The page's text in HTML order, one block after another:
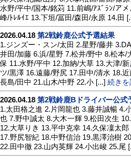
水野/平中/国本/銘苅 11.前嶋/ｱｽﾞﾗﾝ/ア
峰/ﾄﾚﾙｲｴ 13.下垣/冨田/森田/永原 14.田
2026.04.18 第2戦鈴鹿公式予選結果
1.ジンズー・スン/太田 2.星野/藤井
井田/加藤 6.浜/星野 7.松井/野中 8.松本/
保 11.水野/平中 12.加納/大草 13.大津/
ツ/黒澤 16.遠藤/野尻 17.田中/清水 18.
長島/田中 21.山木/中野 22.小 [...] 続き
2026.04.18 第2戦鈴鹿Bドライバー公式
1.太田格之進 2.片岡龍也 3.藤井誠暢 4.
也 7.野中誠太 8.大木一輝 9.松田次生
12.大草りき 13.平中克幸 14.久保凜太
17.野尻智紀 18.中野信治 19.黒澤治樹
22.田中徹 23.山内英輝 24.小出峻 25.尾